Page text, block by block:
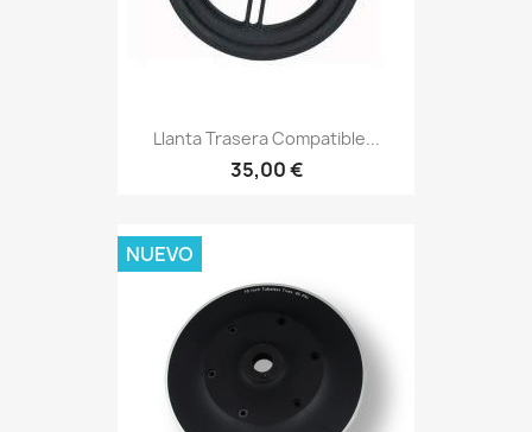
Llanta Trasera Compatible...
35,00 €
NUEVO